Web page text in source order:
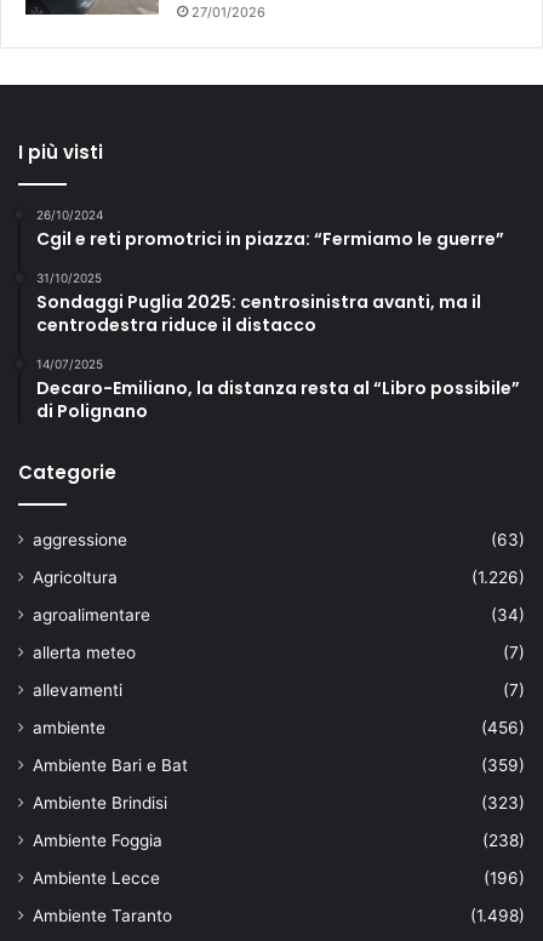
27/01/2026
I più visti
26/10/2024
Cgil e reti promotrici in piazza: “Fermiamo le guerre”
31/10/2025
Sondaggi Puglia 2025: centrosinistra avanti, ma il
centrodestra riduce il distacco
14/07/2025
Decaro-Emiliano, la distanza resta al “Libro possibile”
di Polignano
Categorie
aggressione
(63)
Agricoltura
(1.226)
agroalimentare
(34)
allerta meteo
(7)
allevamenti
(7)
ambiente
(456)
Ambiente Bari e Bat
(359)
Ambiente Brindisi
(323)
Ambiente Foggia
(238)
Ambiente Lecce
(196)
Ambiente Taranto
(1.498)